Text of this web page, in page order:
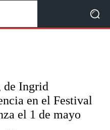
de Ingrid
en el Festival
el 1 de mayo